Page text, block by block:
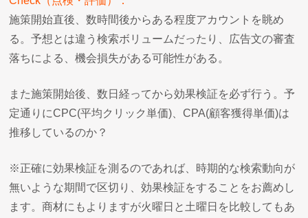
施策開始直後、数時間後からある程度アカウントを眺め
る。予想とは違う検索ボリュームだったり、広告文の審査
落ちによる、機会損失がある可能性がある。
また施策開始後、数日経ってから効果検証を必ず行う。予
定通りにCPC(平均クリック単価)、CPA(顧客獲得単価)は
推移しているのか？
※正確に効果検証を測るのであれば、時期的な検索動向が
無いような期間で区切り、効果検証をすることをお薦めし
ます。商材にもよりますが火曜日と土曜日を比較してもあ